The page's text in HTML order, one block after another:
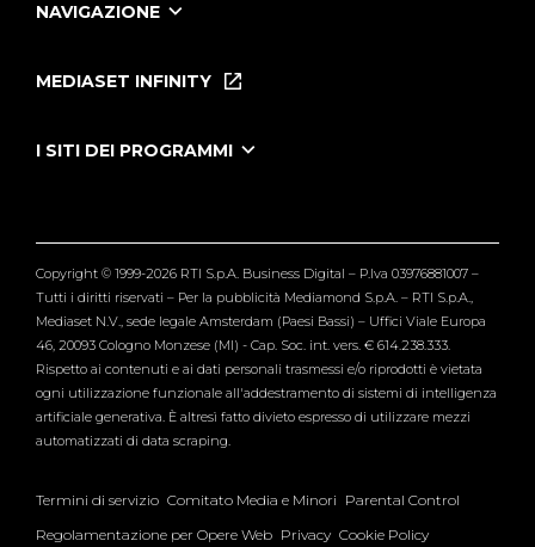
NAVIGAZIONE
Le Iene Presentano Inside
Tutti i servizi
MEDIASET INFINITY
I SITI DEI PROGRAMMI
Verissimo
Copyright © 1999-2026 RTI S.p.A. Business Digital – P.Iva 03976881007 –
Tutti i diritti riservati – Per la pubblicità Mediamond S.p.A. – RTI S.p.A.,
Mediaset N.V., sede legale Amsterdam (Paesi Bassi) – Uffici Viale Europa
46, 20093 Cologno Monzese (MI) - Cap. Soc. int. vers. € 614.238.333.
Rispetto ai contenuti e ai dati personali trasmessi e/o riprodotti è vietata
ogni utilizzazione funzionale all'addestramento di sistemi di intelligenza
artificiale generativa. È altresì fatto divieto espresso di utilizzare mezzi
automatizzati di data scraping.
Termini di servizio Comitato Media e Minori Parental Control
Regolamentazione per Opere Web Privacy Cookie Policy